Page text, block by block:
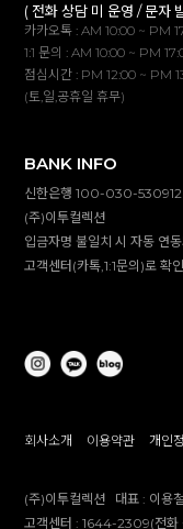
( 전화 상담 미 운영 / 문자
카카오톡 : AM 10:00 ~ PM
1:1 문의 : AM 10:00 ~ PM
점심시간 : PM 12:00 ~ PM
(토,일,공휴일 휴무)
BANK INFO
신한은행 100-030-530912
(주)이투컬렉션
입금자명 불일치 시 자동 연
고객센터(카톡,1:1문의)로 확
회사소개 이용약관 개인
(주)이투컬렉션 대표 : 이용
고객센터 :1644-2309(전화